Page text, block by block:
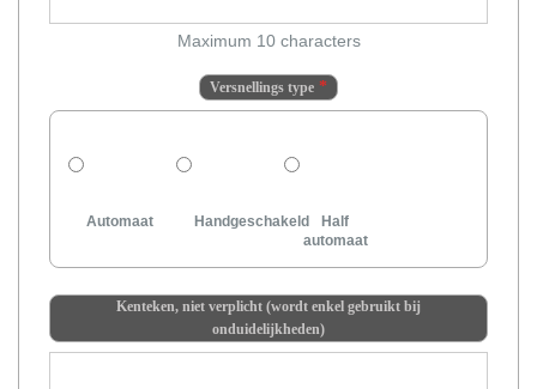
Maximum 10 characters
Versnellings type
Automaat Handgeschakeld
Half
automaat
Kenteken, niet verplicht (wordt enkel gebruikt bij
onduidelijkheden)